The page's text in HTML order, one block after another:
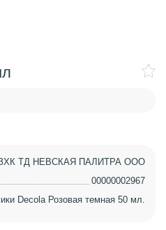
ТД НЕВСКАЯ ПАЛИТРА ООО
00000002967
Decola Розовая темная 50 мл.